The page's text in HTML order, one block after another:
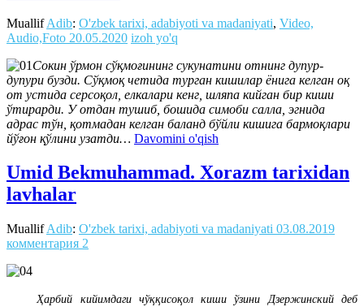
MuallifAdib: O'zbek tarixi, adabiyoti va madaniyati, Video,
Audio,Foto 20.05.2020 izoh yo'q
Сокин ўрмон сўқмоғининг сукунатини отнинг дупур-
дупури бузди. Сўқмоқ четида турган кишилар ёнига келган оқ
от устида серсоқол, елкалари кенг, шляпа кийган бир киши
ўтирарди. У отдан тушиб, бошида симоби салла, эгнида
адрас тўн, қотмадан келган баланд бўйли кишига бармоқлари
йўғон қўлини узатди… Davomini o'qish
Umid Bekmuhammad. Xorazm tarixidan
lavhalar
MuallifAdib: O'zbek tarixi, adabiyoti va madaniyati 03.08.2019
комментария 2
Ҳарбий кийимдаги чўққисоқол киши ўзини Дзержинский деб